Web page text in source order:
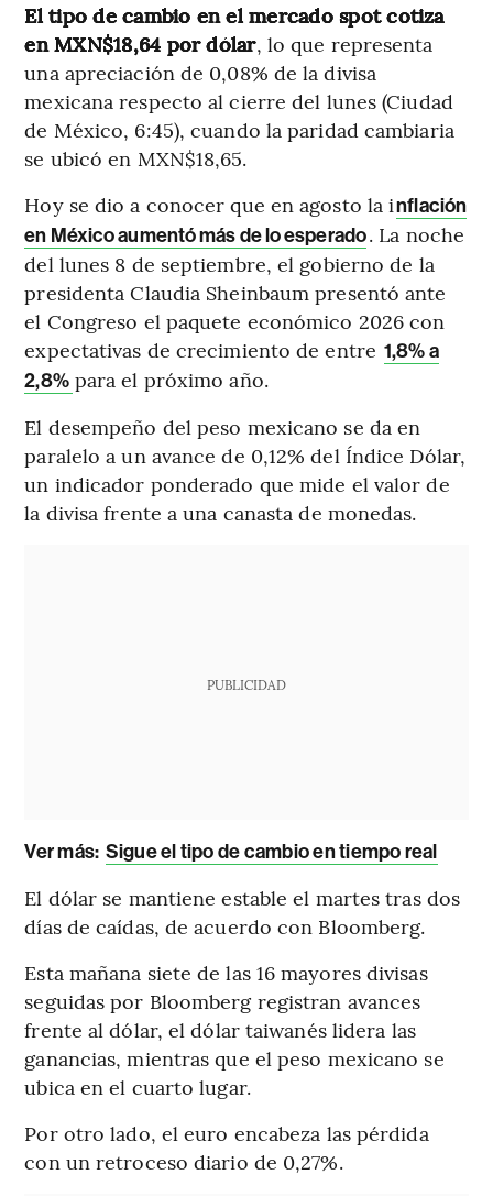
El tipo de cambio en el mercado spot cotiza
en MXN$18,64 por dólar, lo que representa
una apreciación de 0,08% de la divisa
mexicana respecto al cierre del lunes (Ciudad
de México, 6:45), cuando la paridad cambiaria
se ubicó en MXN$18,65.
Hoy se dio a conocer que en agosto la inflación
en México aumentó más de lo esperado. La noche
del lunes 8 de septiembre, el gobierno de la
presidenta Claudia Sheinbaum presentó ante
el Congreso el paquete económico 2026 con
expectativas de crecimiento de entre 1,8% a
2,8% para el próximo año.
El desempeño del peso mexicano se da en
paralelo a un avance de 0,12% del Índice Dólar,
un indicador ponderado que mide el valor de
la divisa frente a una canasta de monedas.
PUBLICIDAD
Ver más: Sigue el tipo de cambio en tiempo real
El dólar se mantiene estable el martes tras dos
días de caídas, de acuerdo con Bloomberg.
Esta mañana siete de las 16 mayores divisas
seguidas por Bloomberg registran avances
frente al dólar, el dólar taiwanés lidera las
ganancias, mientras que el peso mexicano se
ubica en el cuarto lugar.
Por otro lado, el euro encabeza las pérdida
con un retroceso diario de 0,27%.